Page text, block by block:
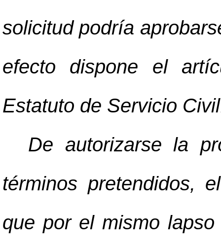
solicitud podría
efecto dispone el
Estatuto de Servicio
De autorizarse la
términos pretendidos,
que por el mismo